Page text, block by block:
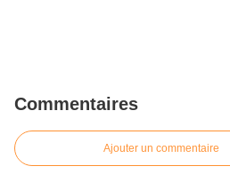
Commentaires
Ajouter un commentaire